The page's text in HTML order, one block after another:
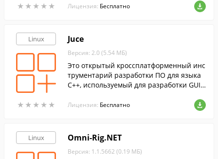
★ ★ ★ ★ ★
★ ★ ★ ★ ★ Лицензия: Бесплатно
Linux
★ ★ ★ ★ ★
★ ★ ★ ★ ★
Juce
Версия: 2.0 (5.54 МБ)
Это открытый кроссплатформенный инс
трументарий разработки ПО для языка
C++, используемый для разработки GUI
Лицензия: Бесплатно
Linux Omni-Rig.NET
Версия: 1.1.5662 (0.19 МБ)